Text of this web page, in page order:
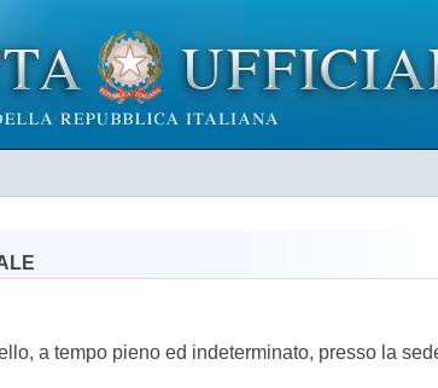
a tempo pieno ed indeterminato, presso la